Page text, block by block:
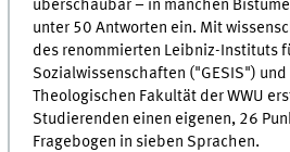
überschaubar – in manchen
unter 50 Antworten ein. Mit
des renommierten Leibniz-Instituts
Sozialwissenschaften ("GESIS")
Theologischen Fakultät der WWU
Studierenden einen eigenen, 26
Fragebogen in sieben Sprachen.